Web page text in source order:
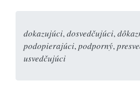
dokazujúci, dosvedčujúci,
podopierajúci, podporný,
usvedčujúci